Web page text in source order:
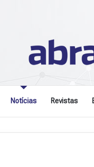
Notícias Revistas